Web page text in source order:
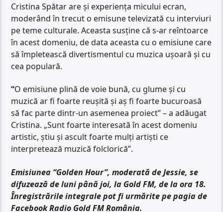
Cristina Spătar are și experiența micului ecran,
moderând în trecut o emisune televizată cu interviuri
pe teme culturale. Aceasta susține că s-ar reîntoarce
în acest domeniu, de data aceasta cu o emisiune care
să împletească divertismentul cu muzica ușoară și cu
cea populară.
“O emisiune plină de voie bună, cu glume și cu
muzică ar fi foarte reușită și aș fi foarte bucuroasă
să fac parte dintr-un asemenea proiect” – a adăugat
Cristina. „Sunt foarte interesată în acest domeniu
artistic, știu și ascult foarte mulți artiști ce
interpretează muzică folclorică”.
Emisiunea “Golden Hour”, moderată de Jessie, se
difuzează de luni până joi, la Gold FM, de la ora 18.
Înregistrările integrale pot fi urmărite pe pagia de
Facebook Radio Gold FM România.